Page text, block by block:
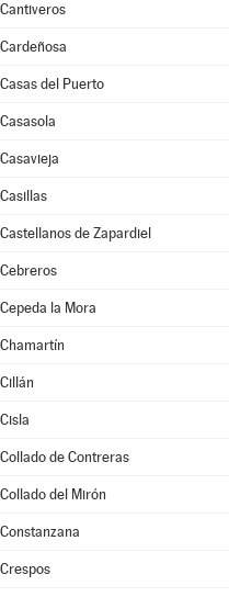
Cantiveros
Cardeñosa
Casas del Puerto
Casasola
Casavieja
Casillas
Castellanos de Zapardiel
Cebreros
Cepeda la Mora
Chamartín
Cillán
Cisla
Collado de Contreras
Collado del Mirón
Constanzana
Crespos